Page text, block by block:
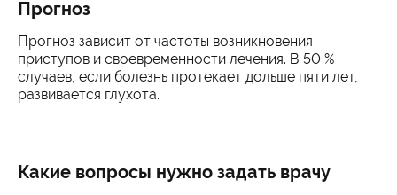
Прогноз
Прогноз зависит от частоты возникновения
приступов и своевременности лечения. В 50 %
случаев, если болезнь протекает дольше пяти лет,
развивается глухота.
Какие вопросы нужно задать врачу